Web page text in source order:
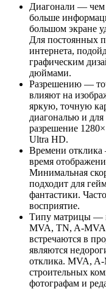
Диагонали —
больше
большом экране
Для постоянных
интернета,
графическим
дюймами.
Разрешению —
влияют на
яркую, точную
диагональю и
разрешение
Ultra HD.
Времени отклика
время
Минимальная
подходит для
фантастики.
восприятие.
Типу матрицы —
MVA, TN, A-
встречаются в
являются
отклика. MVA,
строительных
фотографам и